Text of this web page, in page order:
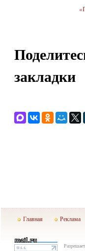
закладки
Главная Реклама